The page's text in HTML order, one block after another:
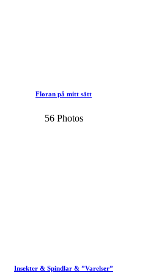
Floran på mitt sätt
56 Photos
Insekter & Spindlar & ”Varelser”